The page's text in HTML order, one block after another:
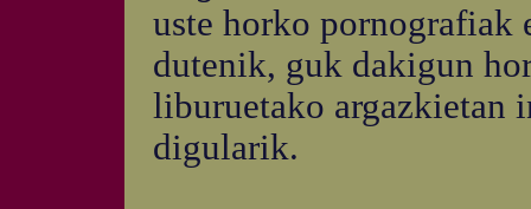
uste horko pornografiak
dutenik, guk dakigun
liburuetako argazkietan
digularik.